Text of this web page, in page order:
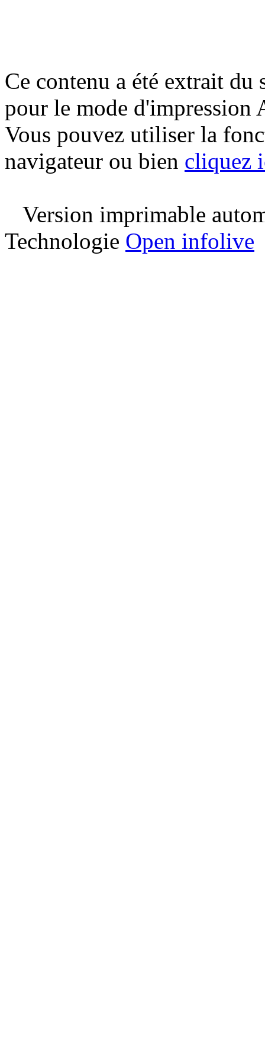
Ce contenu a été extrait
pour le mode d'impression
Vous pouvez utiliser la
navigateur ou bien cliquez
Version imprimable
Technologie Open infolive